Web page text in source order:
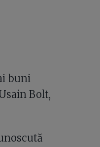
buni
Bolt,